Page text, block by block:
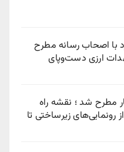
با اصحاب رسانه مطرح
ارزی دست‌وپای
مطرح شد ؛ نقشه راه
رونمایی‌های زیرساختی تا